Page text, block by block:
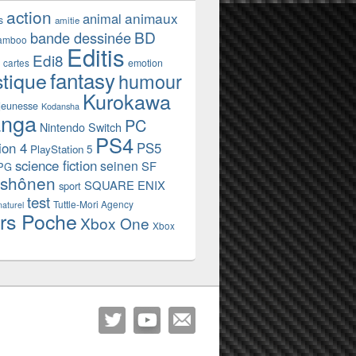
action amitie animal animaux
bande dessinéeBD
cartes Edi8 Editis emotion
fantasyhumour
Kodansha Kurokawa
Nintendo Switch PC
4 PlayStation 5 PS4 PS5
science fictionseinen SF
shônen sport SQUARE ENIX
test Tuttle-Mori Agency
Poche Xbox One Xbox